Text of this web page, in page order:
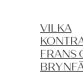
VILKA
FRANS